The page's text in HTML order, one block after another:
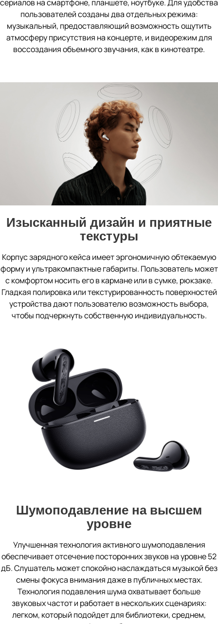
сериалов на смартфоне, планшете, ноутбуке. Для удобства
пользователей созданы два отдельных режима:
музыкальный, предоставляющий возможность ощутить
атмосферу присутствия на концерте, и видеорежим для
воссоздания объемного звучания, как в кинотеатре.
Изысканный дизайн и приятные
текстуры
Корпус зарядного кейса имеет эргономичную обтекаемую
форму и ультракомпактные габариты. Пользователь может
с комфортом носить его в кармане или в сумке, рюкзаке.
Гладкая полировка или текстурированность поверхностей
устройства дают пользователю возможность выбора,
чтобы подчеркнуть собственную индивидуальность.
Шумоподавление на высшем
уровне
Улучшенная технология активного шумоподавления
обеспечивает отсечение посторонних звуков на уровне 52
дБ. Слушатель может спокойно наслаждаться музыкой без
смены фокуса внимания даже в публичных местах.
Технология подавления шума охватывает больше
звуковых частот и работает в нескольких сценариях:
легком, который подойдет для библиотеки, среднем,